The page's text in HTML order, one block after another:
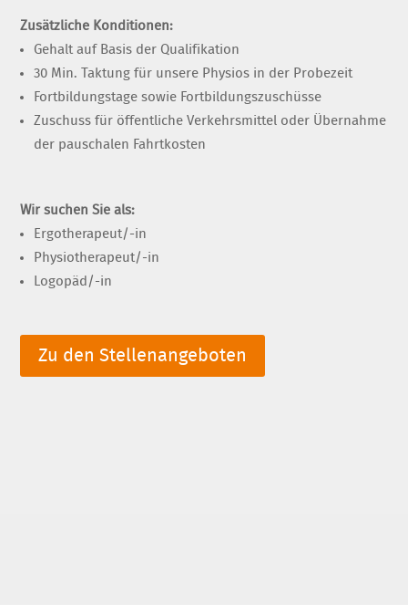
Zusätzliche Konditionen:
Gehalt auf Basis der Qualifikation
30 Min. Taktung für unsere Physios in der Probezeit
Fortbildungstage sowie Fortbildungszuschüsse
Zuschuss für öffentliche Verkehrsmittel oder Übernahme
der pauschalen Fahrtkosten
Wir suchen Sie als:
Ergotherapeut/-in
Physiotherapeut/-in
Logopäd/-in
Zu den Stellenangeboten